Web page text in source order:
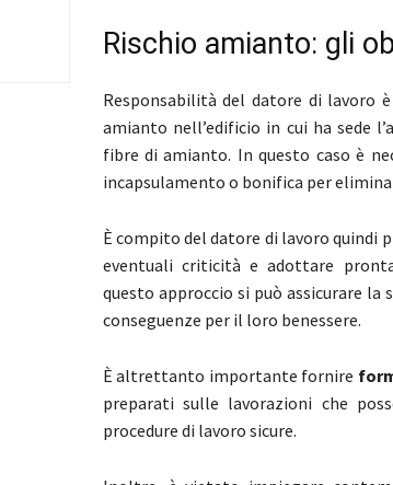
Rischio amianto: gli
Responsabilità del datore di lavoro
amianto nell’edificio in cui ha sede
fibre di amianto. In questo caso è
incapsulamento o bonifica per
È compito del datore di lavoro quindi
eventuali criticità e adottare
questo approccio si può assicurare la
conseguenze per il loro benessere.
È altrettanto importante fornire
preparati sulle lavorazioni che
procedure di lavoro sicure.